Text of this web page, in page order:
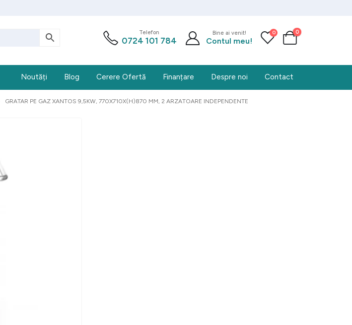
Telefon
0724 101 784
Bine ai venit!
Contul meu!
0 0
Noutăți Blog Cerere Ofertă Finanțare Despre noi Contact
GRATAR PE GAZ XANTOS 9,5KW, 770X710X(H)870 MM, 2 ARZATOARE INDEPENDENTE